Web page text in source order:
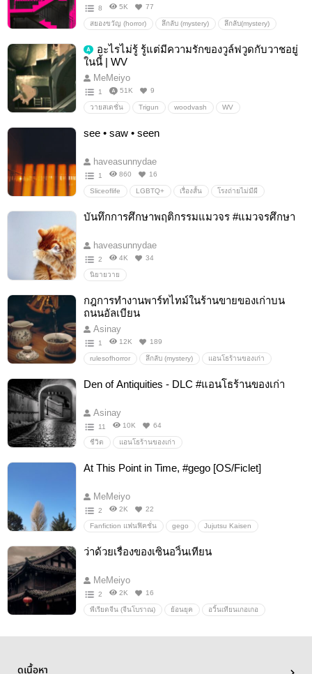
8 5K 77
สยองขวัญ (horror) ลึกลับ (mystery) ลึกลับ(mystery)
อะไรไม่รู้ รู้แต่มีความรักของวูล์ฟวูดกับวาชอยู่
ในนี้ | WV
MeMeiyo
1 51K 9
วายสเตชั่น Trigun woodvash WV
see • saw • seen
haveasunnydae
1 860 16
Sliceoflife LGBTQ+ เรื่องสั้น โรงถ่ายไม่มีผี
บันทึกการศึกษาพฤติกรรมแมวจร #แมวจรศึกษา
haveasunnydae
2 4K 34
นิยายวาย
กฎการทำงานพาร์ทไทม์ในร้านขายของเก่าบน
ถนนอัลเบียน
Asinay
1 12K 189
rulesofhorror ลึกลับ (mystery) แอนโธร้านของเก่า
Den of Antiquities - DLC #แอนโธร้านของเก่า
Asinay
11 10K 64
ชีวิต แอนโธร้านของเก่า
At This Point in Time, #gego [OS/Ficlet]
MeMeiyo
2 2K 22
Fanfiction แฟนฟิคชั่น gego Jujutsu Kaisen
ว่าด้วยเรื่องของเซินอวิ้นเทียน
MeMeiyo
2 2K 16
พีเรียดจีน (จีนโบราณ) ย้อนยุค อวิ้นเทียนเกอเกอ
ดูเนื้อหา